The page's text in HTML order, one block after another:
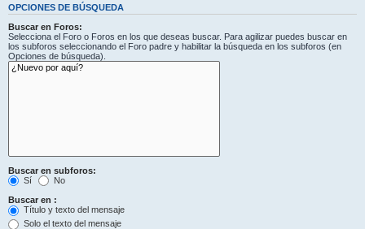
OPCIONES DE BÚSQUEDA
Buscar en Foros:
Selecciona el Foro o Foros en los que deseas buscar. Para agilizar puedes buscar en
los subforos seleccionando el Foro padre y habilitar la búsqueda en los subforos (en
Opciones de búsqueda).
Buscar en subforos:
Sí
No
Buscar en :
Título y texto del mensaje
Solo el texto del mensaje